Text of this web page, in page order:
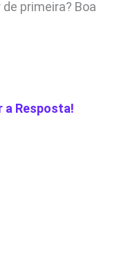
primeira? Boa
a Resposta!